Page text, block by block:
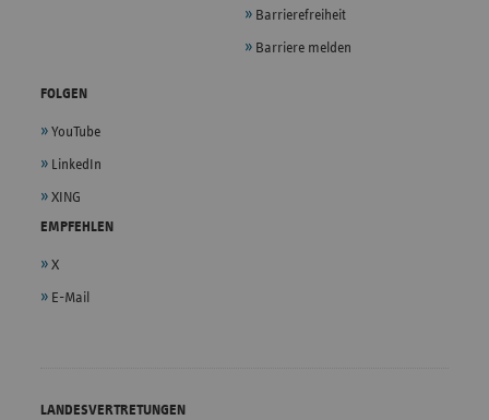
Barrierefreiheit
Barriere melden
FOLGEN
YouTube
LinkedIn
XING
EMPFEHLEN
X
E-Mail
LANDESVERTRETUNGEN